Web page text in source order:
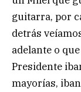
guitarra, por
detrás
adelante o
Presidente
mayorías,